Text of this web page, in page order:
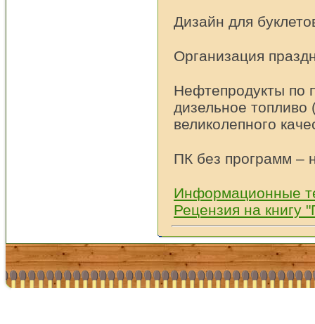
Дизайн для
Организация
Нефтепродукты по
дизельное
великолепного
ПК без программ –
Информационные
Рецензия на книгу